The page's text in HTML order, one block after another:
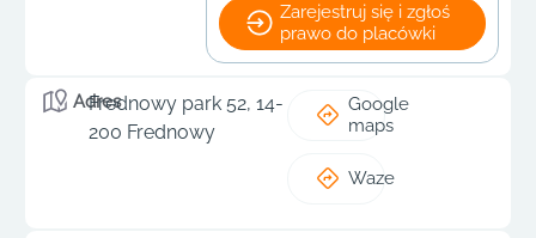
Zarejestruj się i zgłoś
prawo do placówki
Adres
Frednowy park 52, 14-
200 Frednowy
Google
maps
Waze